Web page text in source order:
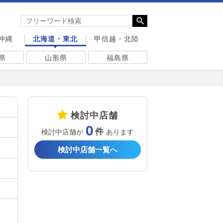
縄 北海道・東北 甲信越・北陸
山形県 福島県
検討中店舗
検討中店舗が 0 あります
検討中店舗一覧へ